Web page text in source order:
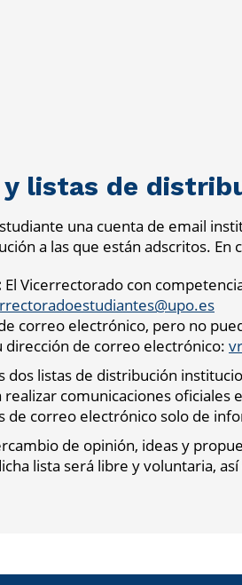
listas de
una cuenta de email
a las que están adscritos. En
El Vicerrectorado con
correo electrónico, pero no
dirección de correo electrónico:
dos listas de distribución
comunicaciones
de correo electrónico solo de
de opinión, ideas y
lista será libre y voluntaria,